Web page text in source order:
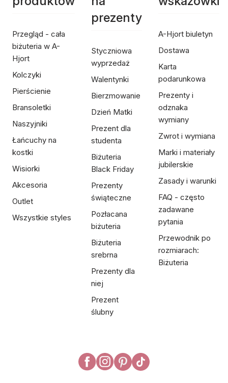
Przegląd - cała
biżuteria w A-
Hjort
Kolczyki
Pierścienie
Bransoletki
Naszyjniki
Łańcuchy na
kostki
Wisiorki
Akcesoria
Outlet
Wszystkie styles
prezenty
Styczniowa
wyprzedaż
Walentynki
Bierzmowanie
Dzień Matki
Prezent dla
studenta
Biżuteria
Black Friday
Prezenty
świąteczne
Pozłacana
biżuteria
Biżuteria
srebrna
Prezenty dla
niej
Prezent
ślubny
A-Hjort biuletyn
Dostawa
Karta
podarunkowa
Prezenty i
odznaka
wymiany
Zwrot i wymiana
Marki i materiały
jubilerskie
Zasady i warunki
FAQ - często
zadawane
pytania
Przewodnik po
rozmiarach:
Biżuteria